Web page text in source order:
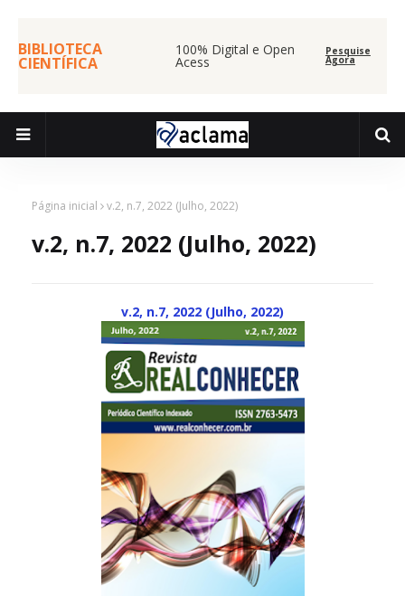
BIBLIOTECA
CIENTÍFICA
100% Digital e Open
Acess
Pesquise
Agora
Página inicial v.2, n.7, 2022 (Julho, 2022)
v.2, n.7, 2022 (Julho, 2022)
v.2, n.7, 2022 (Julho, 2022)